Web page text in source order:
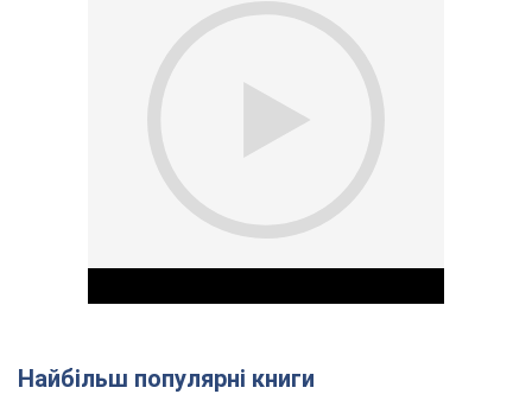
Найбільш популярні книги